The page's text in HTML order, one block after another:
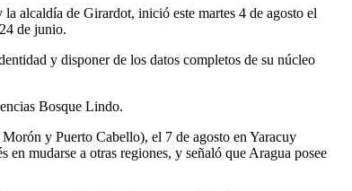
alcaldía de Girardot, inició este martes 4 de agosto el
de junio.
y disponer de los datos completos de su núcleo
Bosque Lindo.
y Puerto Cabello), el 7 de agosto en Yaracuy
mudarse a otras regiones, y señaló que Aragua posee